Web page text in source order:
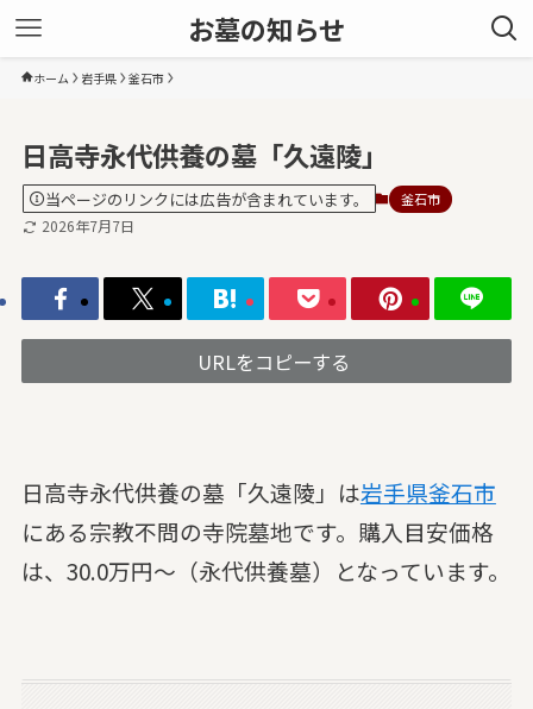
お墓の知らせ
ホーム 岩手県 釜石市
日高寺永代供養の墓「久遠陵」
当ページのリンクには広告が含まれています。 釜石市
2026年7月7日
URLをコピーする
日高寺永代供養の墓「久遠陵」は岩手県釜石市
にある宗教不問の寺院墓地です。購入目安価格
は、30.0万円～（永代供養墓）となっています。